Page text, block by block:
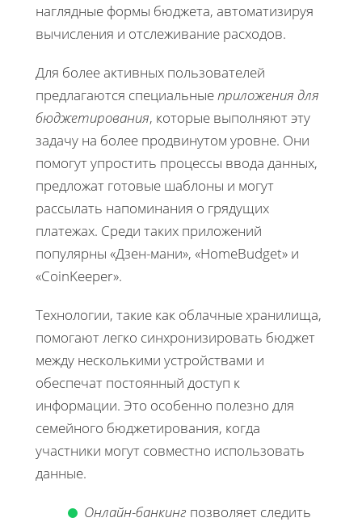
наглядные формы бюджета, автоматизируя
вычисления и отслеживание расходов.
Для более активных пользователей
предлагаются специальныеприложения для
бюджетирования, которые выполняют эту
задачу на более продвинутом уровне. Они
помогут упростить процессы ввода данных,
предложат готовые шаблоны и могут
рассылать напоминания о грядущих
платежах. Среди таких приложений
популярны «Дзен-мани», «HomeBudget» и
«CoinKeeper».
Технологии, такие как облачные хранилища,
помогают легко синхронизировать бюджет
между несколькими устройствами и
обеспечат постоянный доступ к
информации. Это особенно полезно для
семейного бюджетирования, когда
участники могут совместно использовать
данные.
Онлайн-банкинг позволяет следить